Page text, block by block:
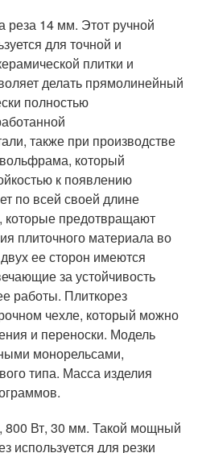
реза 14 мм. Этот ручной
для точной и
плитки и
делать прямолинейный
полностью
также при производстве
который
к появлению
по всей своей длине
которые предотвращают
плиточного материала во
ее сторон имеются
за устойчивость
работы. Плиткорез
чехле, который можно
и переноски. Модель
монорельсами,
типа. Масса изделия
800 Вт, 30 мм. Такой мощный
используется для резки